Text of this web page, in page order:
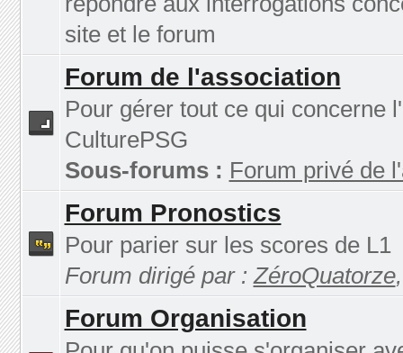
site et le forum
Forum de l'association
Pour gérer tout ce qui concerne
CulturePSG
Sous-forums : Forum privé de
Forum Pronostics
Pour parier sur les scores de L1
Forum dirigé par :ZéroQuatorze
Forum Organisation